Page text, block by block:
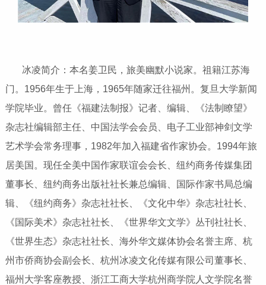
冰凌简介：本名姜卫民，旅美幽默小说家。祖籍江苏海
门。1956年生于上海，1965年随家迁往福州。复旦大学新闻
学院毕业。曾任《福建法制报》记者、编辑、《法制瞭望》
杂志社编辑部主任、中国法学会会员、电子工业部神剑文学
艺术学会常务理事，1982年加入福建省作家协会。1994年旅
居美国。现任全美中国作家联谊会会长、纽约商务传媒集团
董事长、纽约商务出版社社长兼总编辑、国际作家书局总编
辑、《纽约商务》杂志社社长、《文化中华》杂志社社长、
《国际美术》杂志社社长、《世界华文文学》丛刊社社长、
《世界生态》杂志社社长、海外华文媒体协会名誉主席、杭
州市侨商协会副会长、杭州冰凌文化传媒有限公司董事长、
福州大学客座教授、浙江工商大学杭州商学院人文学院名誉